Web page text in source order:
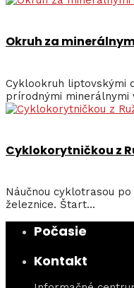
Okruh za
Cyklookruh liptovskými
prírodnými minerálnymi
Cyklokorytničkou z
Náučnou cyklotrasou
železnice. Štart...
Počasie
Kontakt